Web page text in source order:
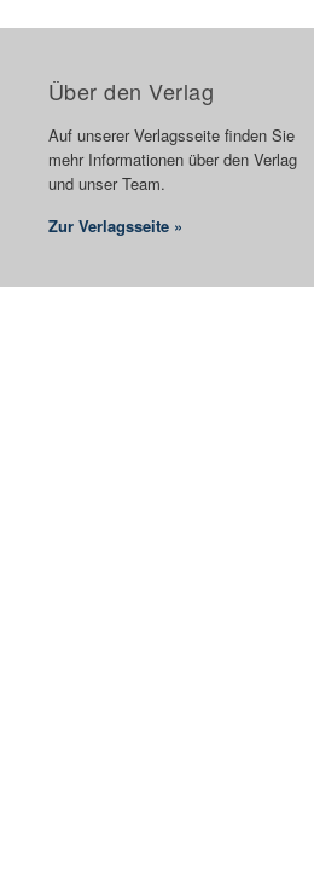
Über den Verlag
Auf unserer Verlagsseite finden Sie
mehr Informationen über den Verlag
und unser Team.
Zur Verlagsseite »